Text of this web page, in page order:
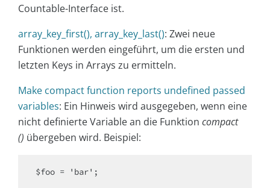
Countable-Interface ist.
array_key_first(), array_key_last(): Zwei neue
Funktionen werden eingeführt, um die ersten und
letzten Keys in Arrays zu ermitteln.
Make compact function reports undefined passed
variables: Ein Hinweis wird ausgegeben, wenn eine
nicht definierte Variable an die Funktion compact
() übergeben wird. Beispiel:
$foo = 'bar';